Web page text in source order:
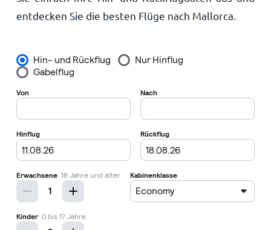
entdecken Sie die besten Flüge nach Mallorca.